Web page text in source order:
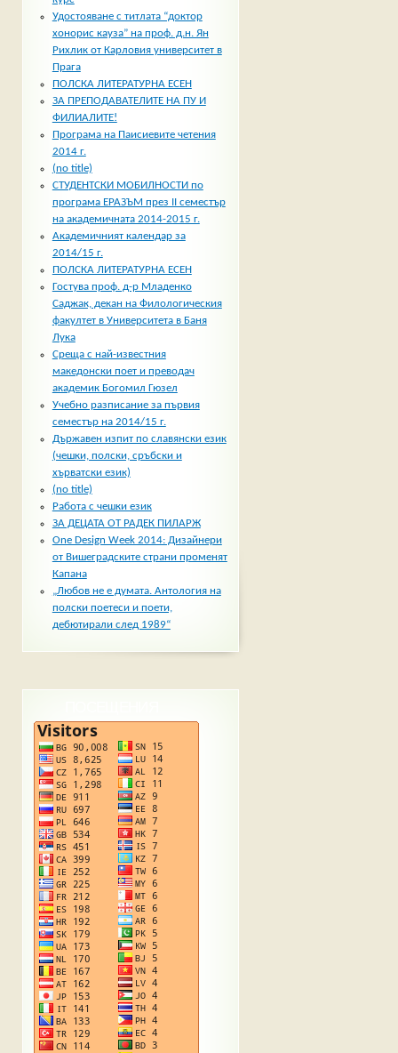
Удостояване с титлата “доктор
хонорис кауза” на проф. д.н. Ян
Рихлик от Карловия университет в
Прага
ПОЛСКА ЛИТЕРАТУРНА ЕСЕН
ЗА ПРЕПОДАВАТЕЛИТЕ НА ПУ И
ФИЛИАЛИТЕ!
Програма на Паисиевите четения
2014 г.
(no title)
СТУДЕНТСКИ МОБИЛНОСТИ по
програма ЕРАЗЪМ през II семестър
на академичната 2014-2015 г.
Академичният календар за
2014/15 г.
ПОЛСКА ЛИТЕРАТУРНА ЕСЕН
Гостува проф. д-р Младенко
Саджак, декан на Филологическия
факултет в Университета в Баня
Лука
Среща с най-известния
македонски поет и преводач
академик Богомил Гюзел
Учебно разписание за първия
семестър на 2014/15 г.
Държавен изпит по славянски език
(чешки, полски, сръбски и
хърватски език)
(no title)
Работа с чешки език
ЗА ДЕЦАТА ОТ РАДЕК ПИЛАРЖ
One Design Week 2014: Дизайнери
от Вишеградските страни променят
Капана
„Любов не е думата. Антология на
полски поетеси и поети,
дебютирали след 1989“